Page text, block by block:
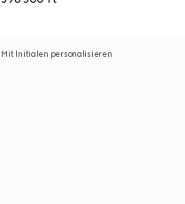
Mit Initialen personalisieren